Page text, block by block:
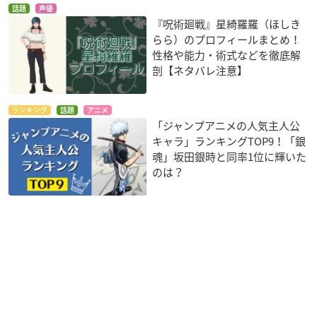
話題 声優
『呪術廻戦』星綺羅羅（ほしき
らら）のプロフィールまとめ！
性格や能力・術式などを徹底解
剖【ネタバレ注意】
ランキング 話題 アニメ
「ジャンプアニメの人気主人公
キャラ」ランキングTOP9！「銀
魂」坂田銀時と同率1位に輝いた
のは？